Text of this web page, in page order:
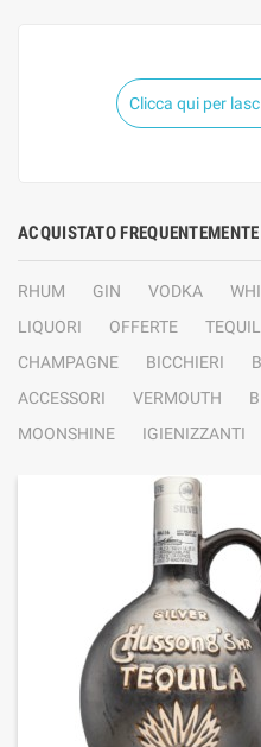
Clicca qui per
ACQUISTATO
RHUM GIN VODKA
LIQUORI
OFFERTE
CHAMPAGNE
BICCHIERI
ACCESSORI
VERMOUTH
MOONSHINE
IGIENIZZANTI